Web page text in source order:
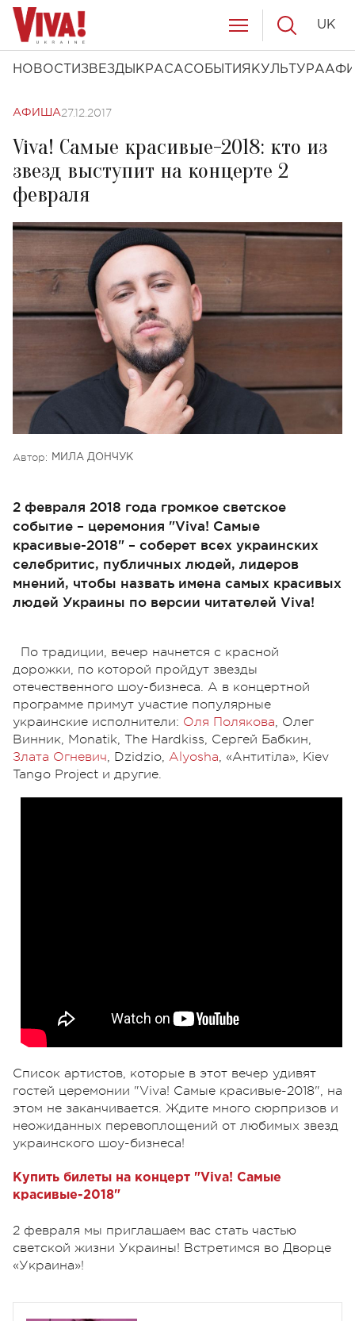
НОВОСТИ ЗВЕЗДЫ КРАСАСОБЫТИЯ КУЛЬТУРА
UK
АФИША27.12.2017
Viva! Самые красивые-2018: кто из
звезд выступит на концерте 2
февраля
Автор: МИЛА ДОНЧУК
2 февраля 2018 года громкое светское
событие – церемония "Viva! Самые
красивые-2018" – соберет всех украинских
селебритис, публичных людей, лидеров
мнений, чтобы назвать имена самых красивых
людей Украины по версии читателей Viva!
По традиции, вечер начнется с красной
дорожки, по которой пройдут звезды
отечественного шоу-бизнеса. А в концертной
программе примут участие популярные
украинские исполнители: Оля Полякова, Олег
Винник, Monatik, The Hardkiss, Сергей Бабкин,
Злата Огневич, Dzidzio, Alyosha, «Антитіла», Kiev
Tango Project и другие.
Список артистов, которые в этот вечер удивят
гостей церемонии "Viva! Самые красивые-2018", на
этом не заканчивается. Ждите много сюрпризов и
неожиданных перевоплощений от любимых звезд
украинского шоу-бизнеса!
Купить билеты на концерт "Viva! Самые
красивые-2018"
2 февраля мы приглашаем вас стать частью
светской жизни Украины! Встретимся во Дворце
«Украина»!